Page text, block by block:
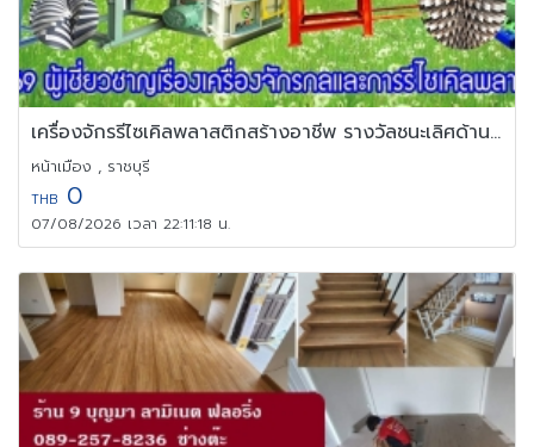
เครื่องจักรรีไซเคิลพลาสติกสร้างอาชีพ รางวัลชนะเลิศด้านเครื่องจักร
หน้าเมือง , ราชบุรี
THB 0
07/08/2026 เวลา 22:11:18 น.